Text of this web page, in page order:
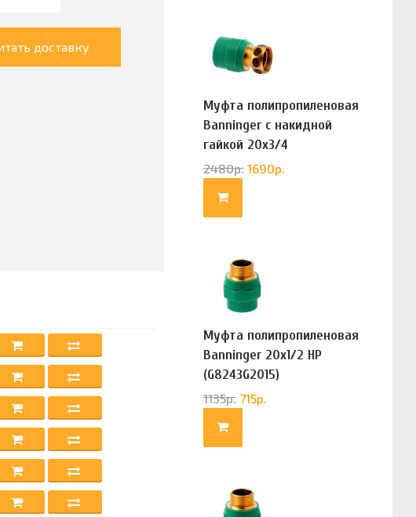
доставку
Муфта полипропиленовая
Banninger с накидной
гайкой 20х3/4
(G83322020)
2480р. 1690р.
Муфта полипропиленовая
Banninger 20х1/2 НР
(G8243G2015)
1135р. 715р.